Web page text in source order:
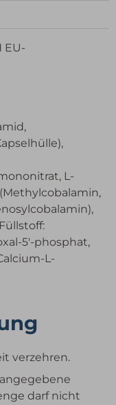
EU-
L-
5′-phosphat,
L-
verzehren.
darf nicht